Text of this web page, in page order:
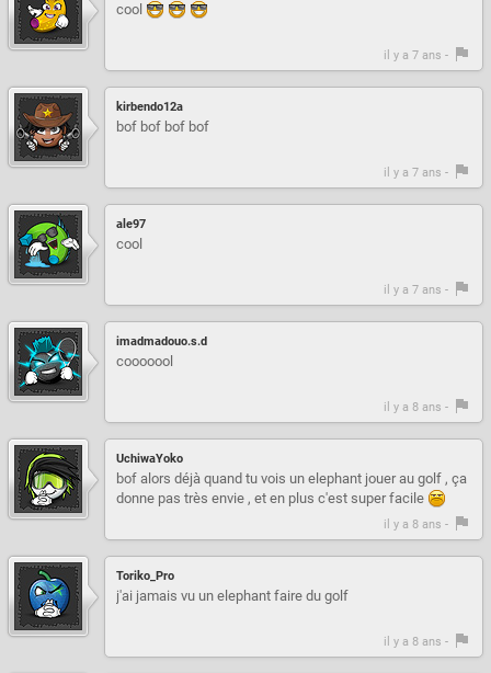
cool
il y a 7 ans -
kirbendo12a
bof bof bof bof
il y a 7 ans -
ale97
cool
il y a 7 ans -
imadmadouo.s.d
cooooool
il y a 8 ans -
UchiwaYoko
bof alors déjà quand tu vois un elephant jouer au golf , ça
donne pas très envie , et en plus c'est super facile
il y a 8 ans -
Toriko_Pro
j'ai jamais vu un elephant faire du golf
il y a 8 ans -